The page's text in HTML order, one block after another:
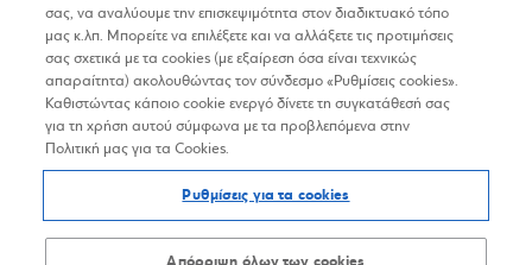
Copyright © 2026
Όροι Χρήσης
Προσωπικά Δεδομένα στον Διαδικτυακό Τόπο
Δήλωση Προσβασιμότητας
Sitemap
σας, να αναλύουμε την επισκεψιμότητα στον διαδικτυακό τόπο
μας κ.λπ. Μπορείτε να επιλέξετε και να αλλάξετε τις προτιμήσεις
σας σχετικά με τα cookies (με εξαίρεση όσα είναι τεχνικώς
απαραίτητα) ακολουθώντας τον σύνδεσμο «Ρυθμίσεις cookies».
Καθιστώντας κάποιο cookie ενεργό δίνετε τη συγκατάθεσή σας
για τη χρήση αυτού σύμφωνα με τα προβλεπόμενα στην
Πολιτική μας για τα Cookies.
Ρυθμίσεις για τα cookies